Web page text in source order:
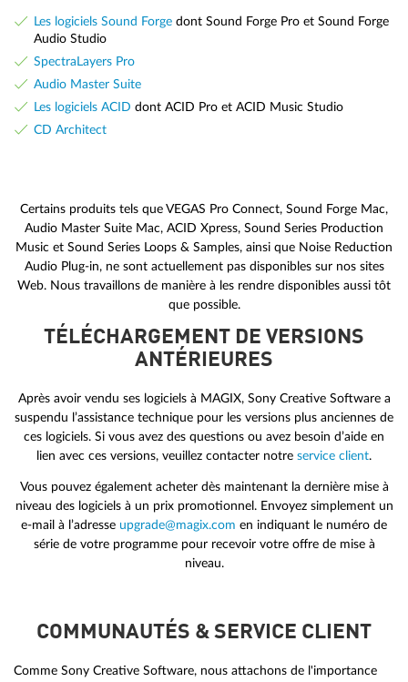
Les logiciels Sound Forgedont Sound Forge Pro et Sound Forge
Audio Studio
SpectraLayers Pro
Audio Master Suite
Les logiciels ACID dont ACID Pro et ACID Music Studio
CD Architect
Certains produits tels que VEGAS Pro Connect, Sound Forge Mac,
Audio Master Suite Mac, ACID Xpress, Sound Series Production
Music et Sound Series Loops & Samples, ainsi que Noise Reduction
Audio Plug-in, ne sont actuellement pas disponibles sur nos sites
Web. Nous travaillons de manière à les rendre disponibles aussi tôt
que possible.
TÉLÉCHARGEMENT DE VERSIONS
ANTÉRIEURES
Après avoir vendu ses logiciels à MAGIX, Sony Creative Software a
suspendu l’assistance technique pour les versions plus anciennes de
ces logiciels. Si vous avez des questions ou avez besoin d’aide en
lien avec ces versions, veuillez contacter notre service client.
Vous pouvez également acheter dès maintenant la dernière mise à
niveau des logiciels à un prix promotionnel. Envoyez simplement un
e-mail à l’adresse upgrade@magix.com en indiquant le numéro de
série de votre programme pour recevoir votre offre de mise à
niveau.
COMMUNAUTÉS & SERVICE CLIENT
Comme Sony Creative Software, nous attachons de l'importance